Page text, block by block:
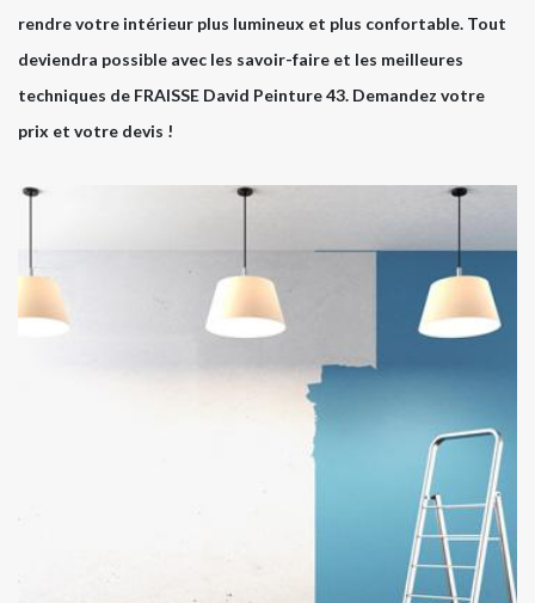
rendre votre intérieur plus lumineux et plus confortable. Tout
deviendra possible avec les savoir-faire et les meilleures
techniques de FRAISSE David Peinture 43. Demandez votre
prix et votre devis !